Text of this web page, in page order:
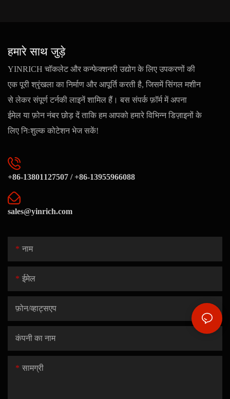
हमारे साथ जुड़े
YINRICH चॉकलेट और कन्फेक्शनरी उद्योग के लिए उपकरणों की
एक पूरी श्रृंखला का निर्माण और आपूर्ति करती है, जिसमें सिंगल मशीन
से लेकर संपूर्ण टर्नकी लाइनें शामिल हैं। बस संपर्क फ़ॉर्म में अपना
ईमेल या फ़ोन नंबर छोड़ दें ताकि हम आपको हमारे विभिन्न डिज़ाइनों के
लिए निःशुल्क कोटेशन भेज सकें!
+86-13801127507 / +86-13955966088
sales@yinrich.com
नाम
ईमेल
फ़ोन/व्हाट्सएप
कंपनी का नाम
सामग्री